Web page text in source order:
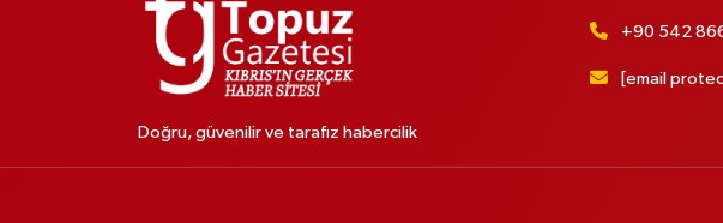
Doğru, güvenilir ve tarafız habercilik
+90 542
[email